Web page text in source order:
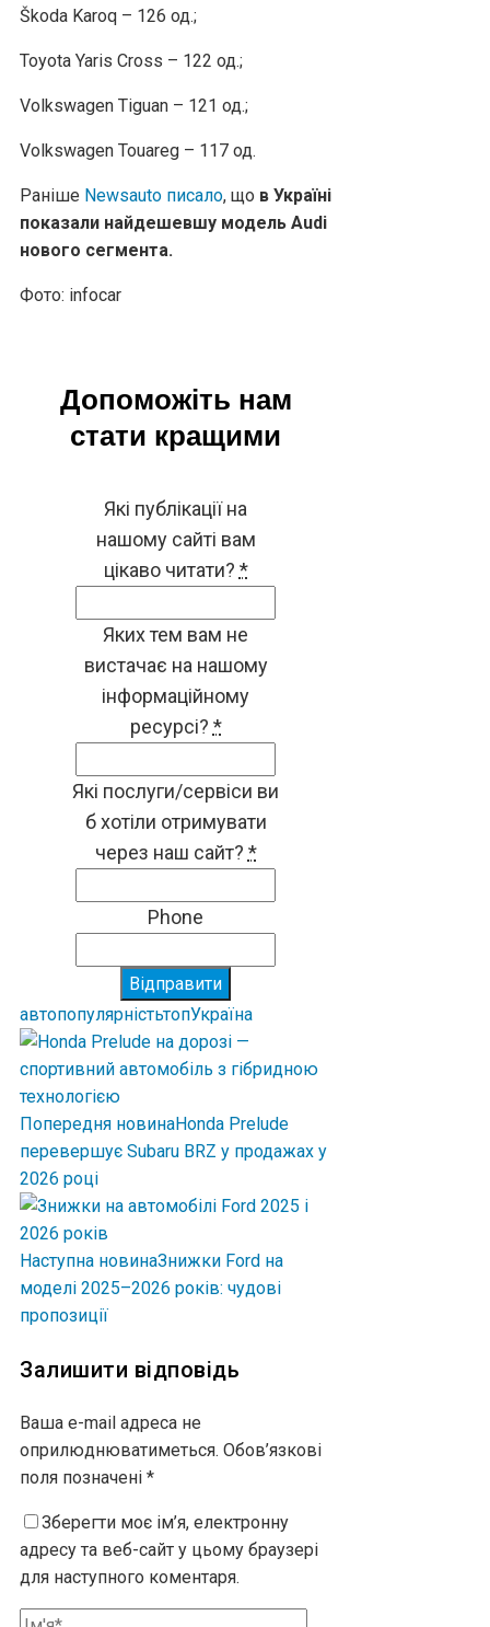
Škoda Karoq – 126 од.;
Toyota Yaris Cross – 122 од.;
Volkswagen Tiguan – 121 од.;
Volkswagen Touareg – 117 од.
Раніше Newsauto писало, що в Україні
показали найдешевшу модель Audi
нового сегмента.
Фото: infocar
Допоможіть нам
стати кращими
Які публікації на
нашому сайті вам
цікаво читати? *
Яких тем вам не
вистачає на нашому
інформаційному
ресурсі? *
Які послуги/сервіси ви
б хотіли отримувати
через наш сайт? *
Phone
Відправити
автопопулярністьтопУкраїна
Попередня новинаHonda Prelude
перевершує Subaru BRZ у продажах у
2026 році
Наступна новинаЗнижки Ford на
моделі 2025–2026 років: чудові
пропозиції
Залишити відповідь
Ваша e-mail адреса не
оприлюднюватиметься. Обов’язкові
поля позначені *
Зберегти моє ім’я, електронну
адресу та веб-сайт у цьому браузері
для наступного коментаря.